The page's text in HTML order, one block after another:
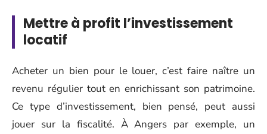
Mettre à profit l’investissement
locatif
Acheter un bien pour le louer, c’est faire naître un
revenu régulier tout en enrichissant son patrimoine.
Ce type d’investissement, bien pensé, peut aussi
jouer sur la fiscalité. À Angers par exemple, un